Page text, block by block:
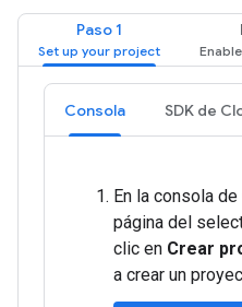
Paso 1
Consola SDK de
En la consola
página del
clic en Crear
a crear un